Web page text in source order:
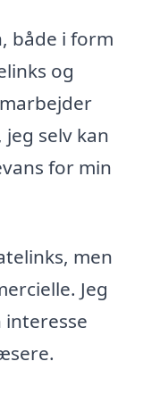
både i form
og
selv kan
for min
men
Jeg